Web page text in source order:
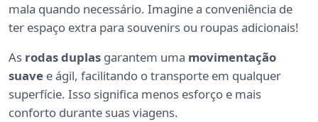
mala quando necessário. Imagine a conveniência de
ter espaço extra para souvenirs ou roupas adicionais!
As rodas duplas garantem uma movimentação
suave e ágil, facilitando o transporte em qualquer
superfície. Isso significa menos esforço e mais
conforto durante suas viagens.